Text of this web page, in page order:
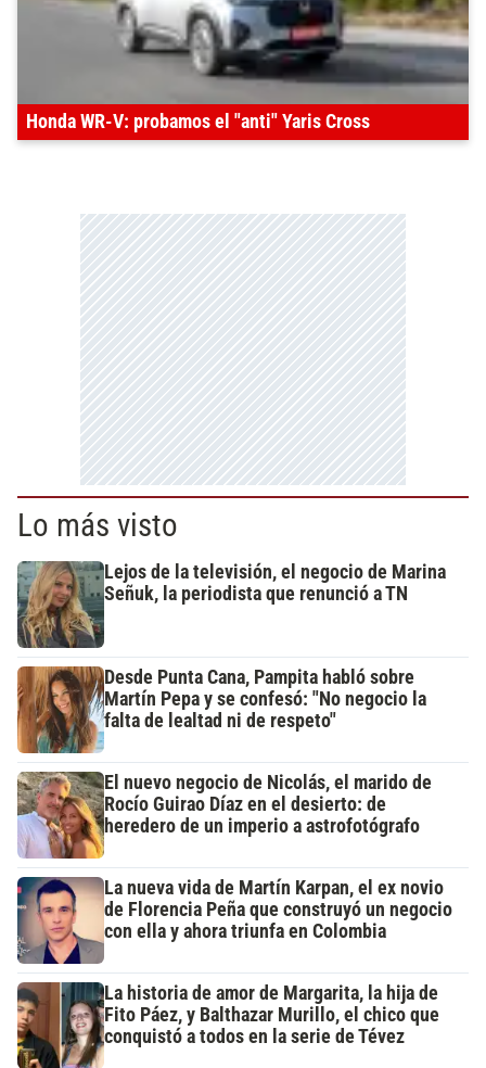
Honda WR-V: probamos el "anti" Yaris Cross
Lo más visto
Lejos de la televisión, el negocio de Marina
Señuk, la periodista que renunció a TN
Desde Punta Cana, Pampita habló sobre
Martín Pepa y se confesó: "No negocio la
falta de lealtad ni de respeto"
El nuevo negocio de Nicolás, el marido de
Rocío Guirao Díaz en el desierto: de
heredero de un imperio a astrofotógrafo
La nueva vida de Martín Karpan, el ex novio
de Florencia Peña que construyó un negocio
con ella y ahora triunfa en Colombia
La historia de amor de Margarita, la hija de
Fito Páez, y Balthazar Murillo, el chico que
conquistó a todos en la serie de Tévez